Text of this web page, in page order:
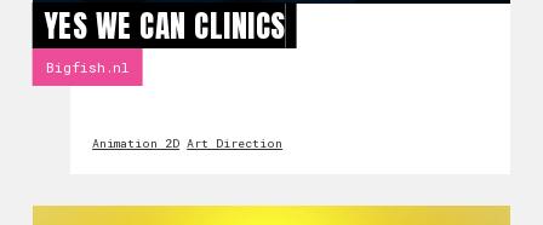
YES WE CAN CLINICS
Bigfish.nl
Animation 2D Art Direction